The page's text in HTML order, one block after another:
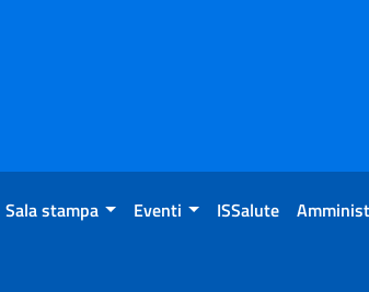
Sala stampa Eventi ISSalute